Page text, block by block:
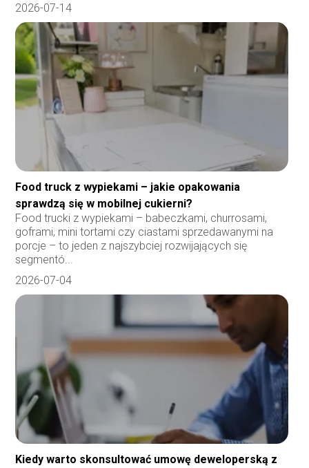
2026-07-14
Food truck z wypiekami – jakie opakowania
sprawdzą się w mobilnej cukierni?
Food trucki z wypiekami – babeczkami, churrosami,
goframi, mini tortami czy ciastami sprzedawanymi na
porcje – to jeden z najszybciej rozwijających się
segmentó...
2026-07-04
Kiedy warto skonsultować umowę deweloperską z